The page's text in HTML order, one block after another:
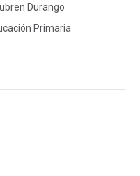
Durango
Primaria